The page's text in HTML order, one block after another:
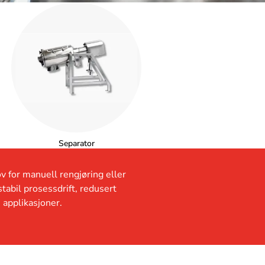
Separator
for manuell rengjøring eller
prosessdrift, redusert